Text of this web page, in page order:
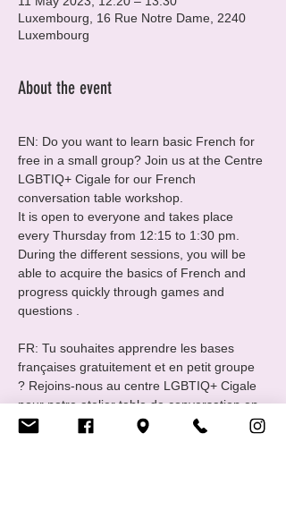
Luxembourg, 16 Rue Notre Dame, 2240
Luxembourg
About the event
EN: Do you want to learn basic French for
free in a small group? Join us at the Centre
LGBTIQ+ Cigale for our French
conversation table workshop.
It is open to everyone and takes place
every Thursday from 12:15 to 1:30 pm.
During the different sessions, you will be
able to acquire the basics of French and
progress quickly through games and
questions .
FR: Tu souhaites apprendre les bases
françaises gratuitement et en petit groupe
? Rejoins-nous au centre LGBTIQ+ Cigale
pour notre atelier table de conversation en
français. Il est ouvert à toustes et aura lieu